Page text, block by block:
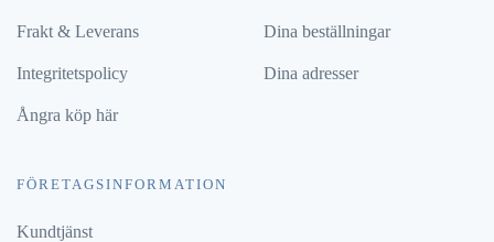
Frakt & Leverans
Integritetspolicy
Ångra köp här
Dina beställningar
Dina adresser
FÖRETAGSINFORMATION
Kundtjänst